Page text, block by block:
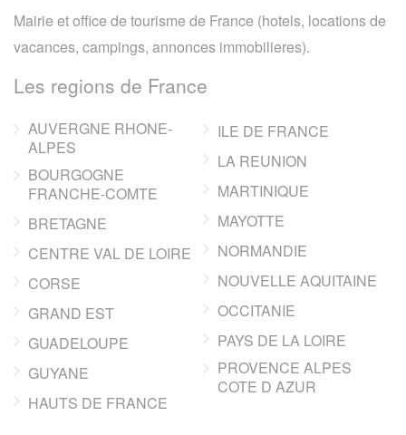
Mairie et office de tourisme de France (hotels, locations de
vacances, campings, annonces immobilieres).
Les regions de France
AUVERGNE RHONE-
ALPES
BOURGOGNE
FRANCHE-COMTE
BRETAGNE
CENTRE VAL DE LOIRE
CORSE
GRAND EST
GUADELOUPE
GUYANE
HAUTS DE FRANCE
ILE DE FRANCE
LA REUNION
MARTINIQUE
MAYOTTE
NORMANDIE
NOUVELLE AQUITAINE
OCCITANIE
PAYS DE LA LOIRE
PROVENCE ALPES
COTE D AZUR